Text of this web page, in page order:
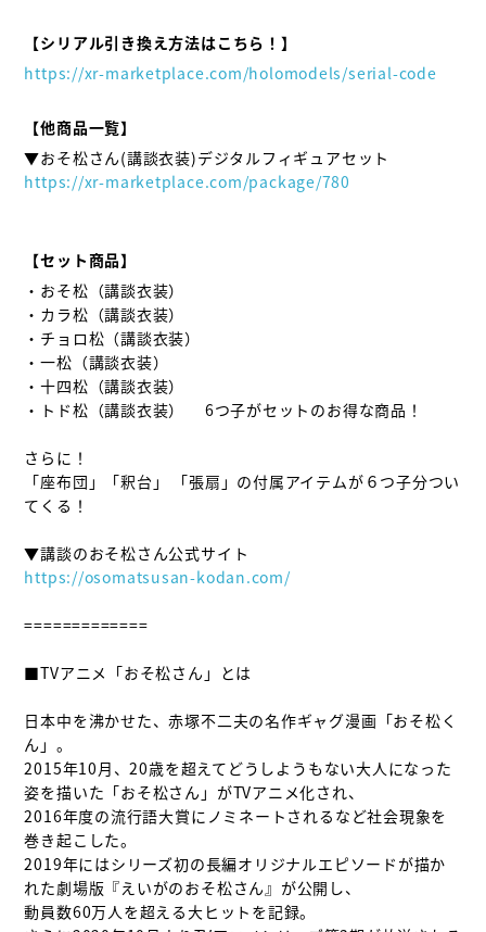
【シリアル引き換え方法はこちら！】
https://xr-marketplace.com/holomodels/serial-code
【他商品一覧】
https://xr-marketplace.com/package/780
【セット商品】
・おそ松（講談衣装）
・カラ松（講談衣装）
・チョロ松（講談衣装）
・一松（講談衣装）
・十四松（講談衣装）
・トド松（講談衣装）　 6つ子がセットのお得な商品！
さらに！
「座布団」「釈台」 「張扇」の付属アイテムが６つ子分つい
てくる！
https://osomatsusan-kodan.com/
=============
■TVアニメ「おそ松さん」とは
日本中を沸かせた、赤塚不二夫の名作ギャグ漫画「おそ松く
ん」。
2015年10月、20歳を超えてどうしようもない大人になった
姿を描いた「おそ松さん」がTVアニメ化され、
2016年度の流行語大賞にノミネートされるなど社会現象を
巻き起こした。
2019年にはシリーズ初の長編オリジナルエピソードが描か
れた劇場版『えいがのおそ松さん』が公開し、
動員数60万人を超える大ヒットを記録。